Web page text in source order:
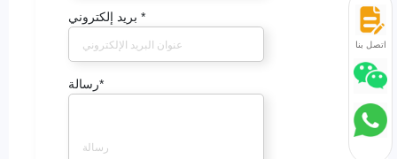
*
رسالة*
اتصل بنا